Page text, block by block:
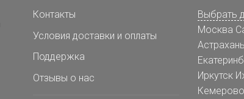
Контакты
Условия доставки и оплаты
Поддержка
Отзывы о нас
Выбрать
Москва
Астрахань
Иркутск
Кемерово